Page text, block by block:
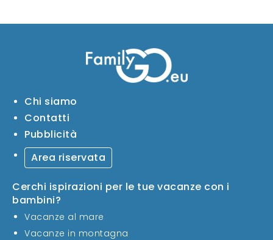
Chi siamo
Contatti
Pubblicità
Area riservata
Cerchi ispirazioni per le tue vacanze con i
bambini?
Vacanze al mare
Vacanze in montagna